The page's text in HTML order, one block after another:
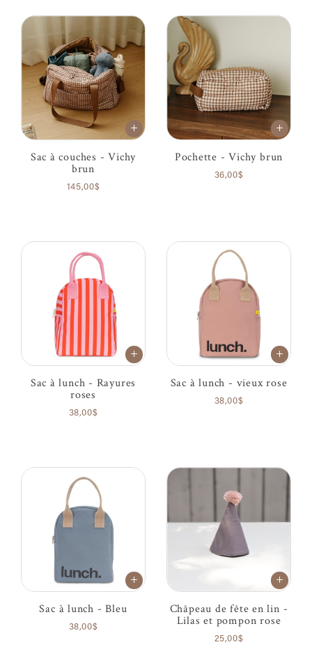
Sac à couches - Vichy
brun
145,00$
Pochette - Vichy brun
36,00$
Sac à lunch - Rayures
roses
38,00$
Sac à lunch - vieux rose
38,00$
Sac à lunch - Bleu
38,00$
Châpeau de fête en lin -
Lilas et pompon rose
25,00$